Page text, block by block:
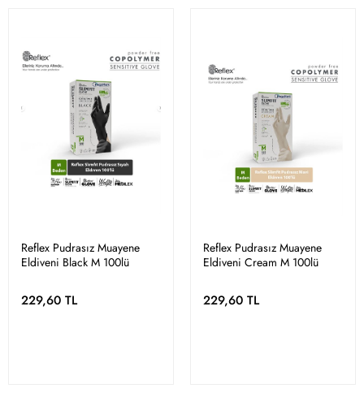
Reflex Pudrasız Muayene
Eldiveni Black M 100lü
229,60 TL
Reflex Pudrasız Muayene
Eldiveni Cream M 100lü
229,60 TL